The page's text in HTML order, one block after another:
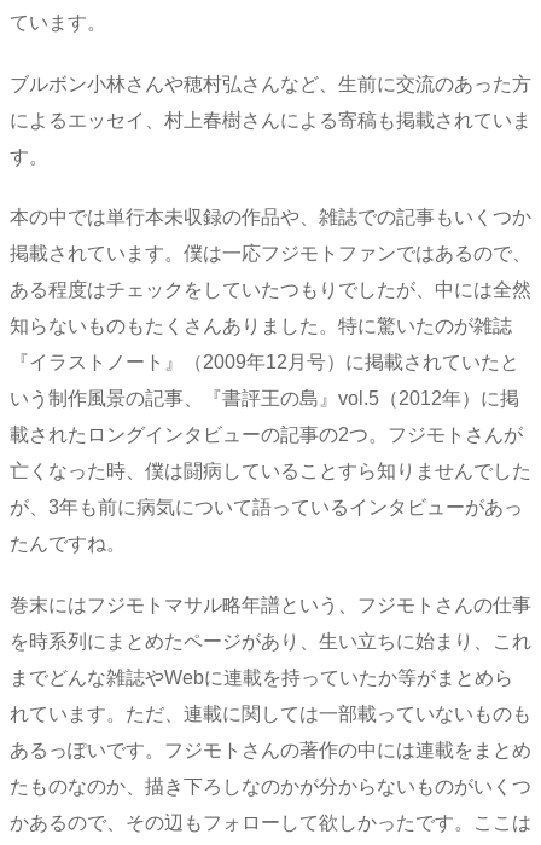
ています。
ブルボン小林さんや穂村弘さんなど、生前に交流のあった方
によるエッセイ、村上春樹さんによる寄稿も掲載されていま
す。
本の中では単行本未収録の作品や、雑誌での記事もいくつか
掲載されています。僕は一応フジモトファンではあるので、
ある程度はチェックをしていたつもりでしたが、中には全然
知らないものもたくさんありました。特に驚いたのが雑誌
『イラストノート』（2009年12月号）に掲載されていたと
いう制作風景の記事、『書評王の島』vol.5（2012年）に掲
載されたロングインタビューの記事の2つ。フジモトさんが
亡くなった時、僕は闘病していることすら知りませんでした
が、3年も前に病気について語っているインタビューがあっ
たんですね。
巻末にはフジモトマサル略年譜という、フジモトさんの仕事
を時系列にまとめたページがあり、生い立ちに始まり、これ
までどんな雑誌やWebに連載を持っていたか等がまとめら
れています。ただ、連載に関しては一部載っていないものも
あるっぽいです。フジモトさんの著作の中には連載をまとめ
たものなのか、描き下ろしなのかが分からないものがいくつ
かあるので、その辺もフォローして欲しかったです。ここは